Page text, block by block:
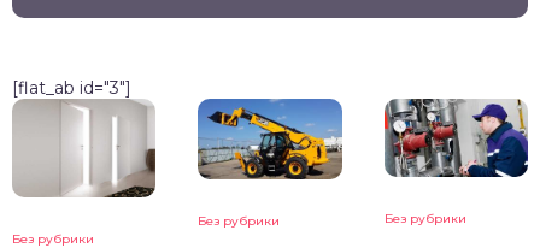
[flat_ab id="3"]
Без рубрики
Без рубрики Без рубрики